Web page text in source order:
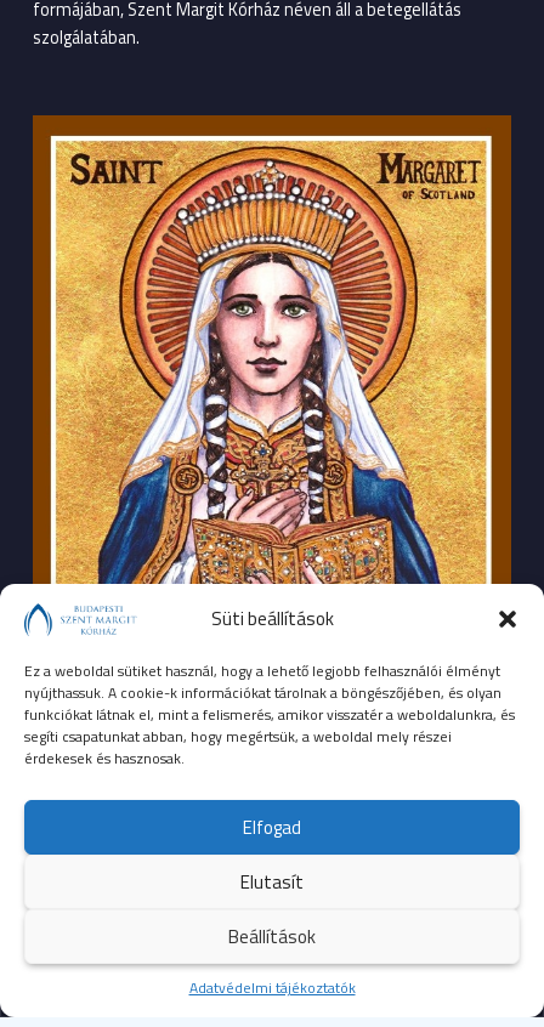
Süti beállítások
Ez a weboldal sütiket használ, hogy a lehető legjobb felhasználói élményt
nyújthassuk. A cookie-k információkat tárolnak a böngészőjében, és olyan
funkciókat látnak el, mint a felismerés, amikor visszatér a weboldalunkra, és
segíti csapatunkat abban, hogy megértsük, a weboldal mely részei
érdekesek és hasznosak.
Elfogad
Elutasít
Beállítások
Adatvédelmi tájékoztatók
Kezdőoldal
formájában, Szent Margit Kórház néven áll a betegellátás
szolgálatában.
SEGÉLYHÍVÓSZÁMOK
104mentők
107rendőrség